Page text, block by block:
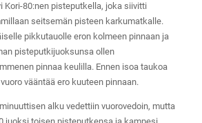
Kori-80:nen pisteputkella, joka siivitti
seitsemän pisteen karkumatkalle.
pikkutauolle eron kolmeen pinnaan ja
pisteputkijuoksunsa ollen
pinnaa keulilla. Ennen isoa taukoa
vääntää ero kuuteen pinnaan.
alku vedettiin vuorovedoin, mutta